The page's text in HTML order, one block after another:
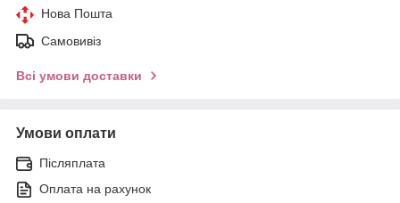
Нова Пошта
Самовивіз
Всі умови доставки
Умови оплати
Післяплата
Оплата на рахунок